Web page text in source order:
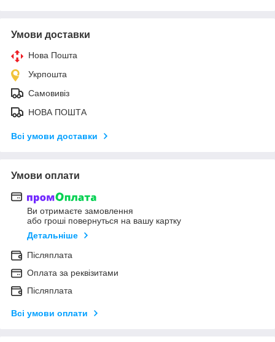
Умови доставки
Нова Пошта
Укрпошта
Самовивіз
НОВА ПОШТА
Всі умови доставки
Умови оплати
Ви отримаєте замовлення
або гроші повернуться на вашу картку
Детальніше
Післяплата
Оплата за реквізитами
Післяплата
Всі умови оплати